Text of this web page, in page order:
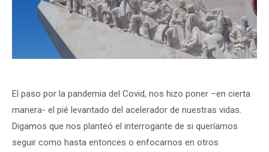
El paso por la pandemia del Covid, nos hizo poner –en cierta
manera- el pié levantado del acelerador de nuestras vidas.
Digamos que nos planteó el interrogante de si queríamos
seguir como hasta entonces o enfocarnos en otros